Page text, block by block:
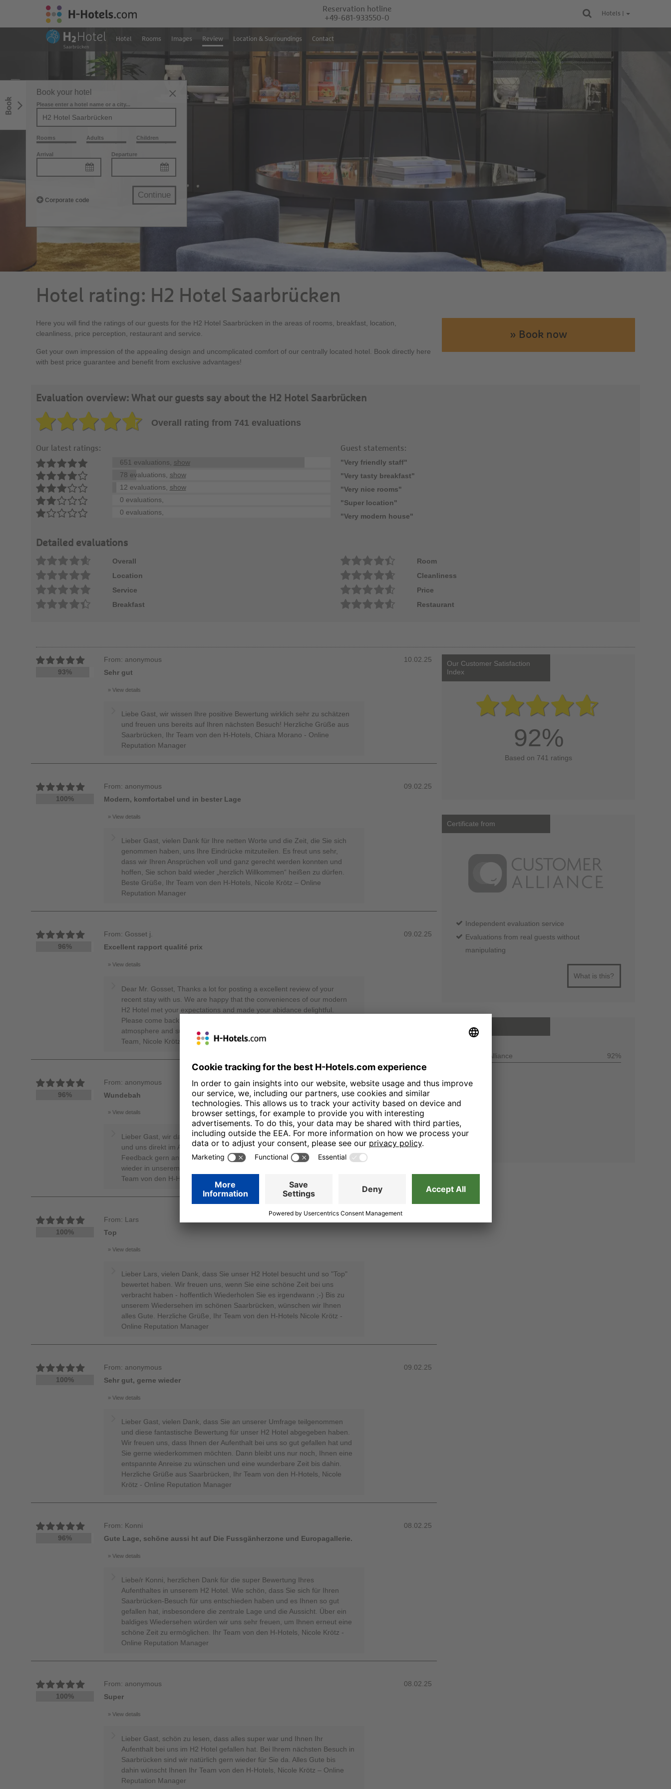
Reservation hotline
+49-681-933550-0
Hotels |
Hotel Rooms Images Review Location & Surroundings Contact
Book
Book your hotel
Please enter a hotel name or a city...
Rooms Adults Children
Arrival Departure
Corporate code
Continue
Hotel rating: H2 Hotel Saarbrücken
Here you will find the ratings of our guests for the H2 Hotel Saarbrücken in the areas of rooms, breakfast, location,
cleanliness, price perception, restaurant and service.
Get your own impression of the appealing design and uncomplicated comfort of our centrally located hotel. Book directly here
with best price guarantee and benefit from exclusive advantages!
» Book now
Evaluation overview: What our guests say about the H2 Hotel Saarbrücken
Overall rating from 741 evaluations
Our latest ratings:
651 evaluations, show
78 evaluations, show
12 evaluations, show
0 evaluations,
0 evaluations,
Guest statements:
"Very friendly staff"
"Very tasty breakfast"
"Very nice rooms"
"Super location"
"Very modern house"
Detailed evaluations
Overall
Room
Location
Cleanliness
Service
Price
Breakfast
Restaurant
93%
From: anonymous
Sehr gut
View details
Liebe Gast, wir wissen Ihre positive Bewertung wirklich sehr zu schätzen
und freuen uns bereits auf Ihren nächsten Besuch! Herzliche Grüße aus
Saarbrücken, Ihr Team von den H-Hotels, Chiara Morano - Online
Reputation Manager
10.02.25
100%
From: anonymous
Modern, komfortabel und in bester Lage
View details
Lieber Gast, vielen Dank für Ihre netten Worte und die Zeit, die Sie sich
genommen haben, uns Ihre Eindrücke mitzuteilen. Es freut uns sehr,
dass wir Ihren Ansprüchen voll und ganz gerecht werden konnten und
hoffen, Sie schon bald wieder „herzlich Willkommen“ heißen zu dürfen.
Beste Grüße, Ihr Team von den H-Hotels, Nicole Krötz – Online
Reputation Manager
09.02.25
96%
From: Gosset j.
Excellent rapport qualité prix
View details
Dear Mr. Gosset, Thanks a lot for posting a excellent review of your
recent stay with us. We are happy that the conveniences of our modern
H2 Hotel met your expectations and made your abidance delightful.
Please come back someday for another pleasant time in great
atmosphere and super central location. Best regards, Your H-Hotels
Team, Nicole Krötz - Online Reputation Manager
09.02.25
96%
From: anonymous
Wundebah
View details
Lieber Gast, wir danken Ihnen, dass Sie Gast in unserem H2 Hotel waren
und uns direkt im Anschluss so klasse bewertet haben. Wir geben Ihr
Feedback gern an unser Team weiter und würden uns freuen, Sie bald
wieder in unserem Hause begrüßen zu dürfen. Alles Gute bis dahin. Ihr
Team von den H-Hotels Nicole Krötz – Online Reputation Manager
09.02.25
100%
From: Lars
Top
View details
Lieber Lars, vielen Dank, dass Sie unser H2 Hotel besucht und so "Top"
bewertet haben. Wir freuen uns, wenn Sie eine schöne Zeit bei uns
verbracht haben - hoffentlich Wiederholen Sie es irgendwann ;-) Bis zu
unserem Wiedersehen im schönen Saarbrücken, wünschen wir Ihnen
alles Gute. Herzliche Grüße, Ihr Team von den H-Hotels Nicole Krötz -
Online Reputation Manager
100%
From: anonymous
Sehr gut, gerne wieder
View details
Lieber Gast, vielen Dank, dass Sie an unserer Umfrage teilgenommen
und diese fantastische Bewertung für unser H2 Hotel abgegeben haben.
Wir freuen uns, dass Ihnen der Aufenthalt bei uns so gut gefallen hat und
Sie gerne wiederkommen möchten. Dann bleibt uns nur noch, Ihnen eine
entspannte Anreise zu wünschen und eine wunderbare Zeit bis dahin.
Herzliche Grüße aus Saarbrücken, Ihr Team von den H-Hotels, Nicole
Krötz - Online Reputation Manager
09.02.25
96%
From: Konni
Gute Lage, schöne aussi ht auf Die Fussgänherzone und Europagallerie.
View details
Liebe/r Konni, herzlichen Dank für die super Bewertung Ihres
Aufenthaltes in unserem H2 Hotel. Wie schön, dass Sie sich für Ihren
Saarbrücken-Besuch für uns entschieden haben und es Ihnen so gut
gefallen hat, insbesondere die zentrale Lage und die Aussicht. Über ein
baldiges Wiedersehen würden wir uns sehr freuen, um Ihnen erneut eine
schöne Zeit zu ermöglichen. Ihr Team von den H-Hotels, Nicole Krötz -
Online Reputation Manager
08.02.25
100%
From: anonymous
Super
View details
Lieber Gast, schön zu lesen, dass alles super war und Ihnen Ihr
Aufenthalt bei uns im H2 Hotel gefallen hat. Bei Ihrem nächsten Besuch in
Saarbrücken sind wir natürlich gern wieder für Sie da. Alles Gute bis
dahin wünscht Ihnen Ihr Team von den H-Hotels, Nicole Krötz – Online
Reputation Manager
08.02.25
Our Customer Satisfaction
Index
92%
Based on 741 ratings
Certificate from
Independent evaluation service
Evaluations from real guests without
manipulating
What is this?
All reviews
Customer Alliance 92%